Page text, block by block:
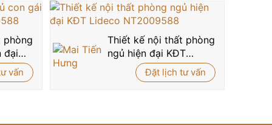
phòng
đại
vấn
Thiết kế nội thất phòng
ngủ hiện đại KĐT
Lideco NT2009588
Đặt lịch tư vấn